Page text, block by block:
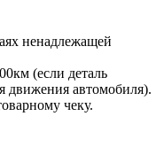
ненадлежащей
(если деталь
движения автомобиля).
чеку.